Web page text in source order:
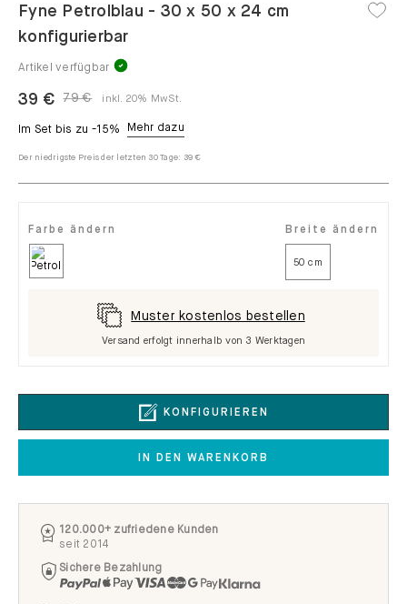
Fyne Petrolblau - 30 x 50 x 24 cm
konfigurierbar
Artikel verfügbar
79 €
39 € inkl. 20% MwSt.
Im Set bis zu -15% Mehr dazu
Der niedrigste Preis der letzten 30 Tage: 39 €
KONFIGURIEREN
IN DEN WARENKORB
Farbe ändern Breite ändern
50 cm
Muster kostenlos bestellen
Versand erfolgt innerhalb von 3 Werktagen
120.000+ zufriedene Kunden
seit 2014
Sichere Bezahlung